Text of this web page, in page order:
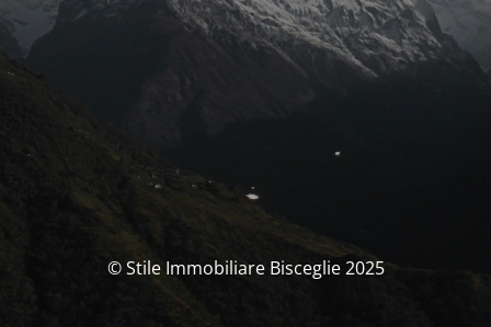
© Stile Immobiliare Bisceglie 2025